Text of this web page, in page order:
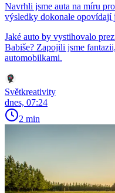
Navrhli jsme auta na míru
výsledky dokonale opovídají
Jaké auto by vystihovalo
Babiše? Zapojili jsme
automobilkami.
Světkreativity
dnes, 07:24
2 min